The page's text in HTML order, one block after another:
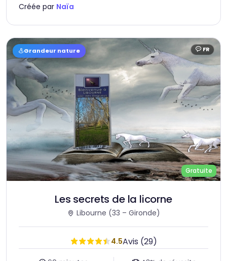
Créée par Naïa
Grandeur nature Langue :
FR
Gratuite
Les secrets de la licorne
Libourne (33 – Gironde)
4.5Avis (29)